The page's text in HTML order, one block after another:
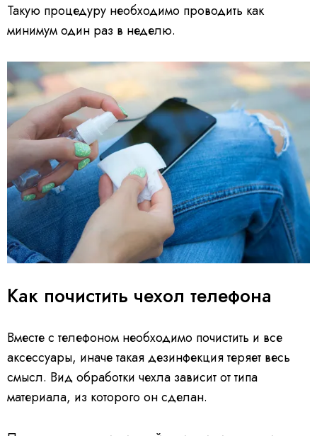
Такую процедуру необходимо проводить как
минимум один раз в неделю.
Как почистить чехол телефона
Вместе с телефоном необходимо почистить и все
аксессуары, иначе такая дезинфекция теряет весь
смысл. Вид обработки чехла зависит от типа
материала, из которого он сделан.